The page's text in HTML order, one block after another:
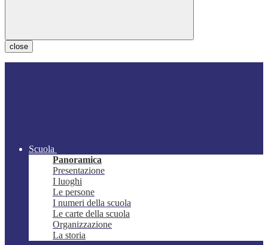
close
Scuola
Panoramica
Presentazione
I luoghi
Le persone
I numeri della scuola
Le carte della scuola
Organizzazione
La storia